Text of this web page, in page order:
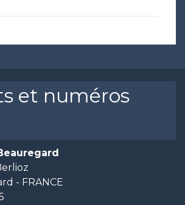
et numéros
- FRANCE